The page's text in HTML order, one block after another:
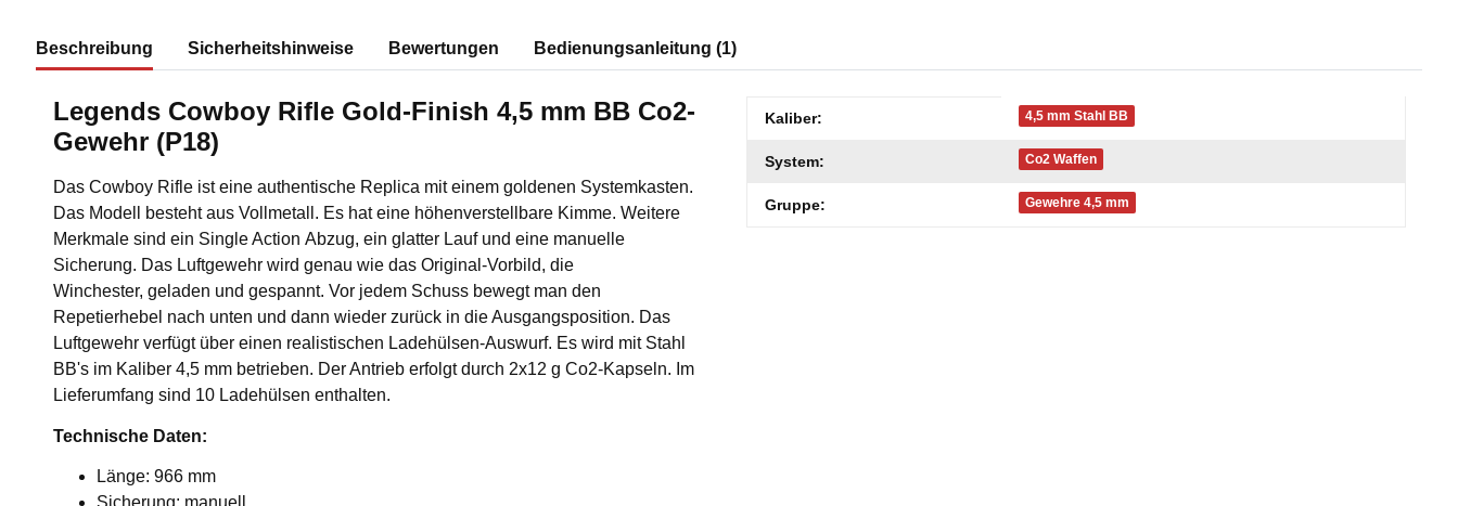
Beschreibung Sicherheitshinweise Bewertungen Bedienungsanleitung (1)
Legends Cowboy Rifle Gold-Finish 4,5 mm BB Co2-
Gewehr (P18)
Das Cowboy Rifle ist eine authentische Replica mit einem goldenen Systemkasten.
Das Modell besteht aus Vollmetall. Es hat eine höhenverstellbare Kimme. Weitere
Merkmale sind ein Single Action Abzug, ein glatter Lauf und eine manuelle
Sicherung. Das Luftgewehr wird genau wie das Original-Vorbild, die
Winchester, geladen und gespannt. Vor jedem Schuss bewegt man den
Repetierhebel nach unten und dann wieder zurück in die Ausgangsposition. Das
Luftgewehr verfügt über einen realistischen Ladehülsen-Auswurf. Es wird mit Stahl
BB's im Kaliber 4,5 mm betrieben. Der Antrieb erfolgt durch 2x12 g Co2-Kapseln. Im
Lieferumfang sind 10 Ladehülsen enthalten.
Technische Daten:
Länge: 966 mm
Produkteigenschaft
Wert
Kaliber: 4,5 mm Stahl BB
System: Co2 Waffen
Gruppe: Gewehre 4,5 mm